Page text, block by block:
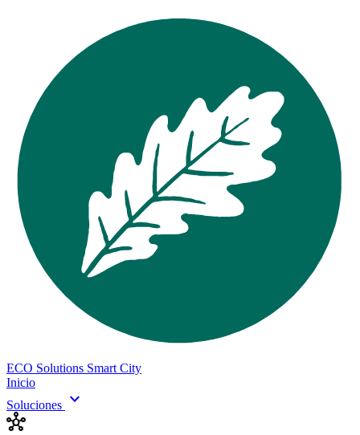
ECO Solutions Smart City
Inicio
Soluciones expand_more
hub